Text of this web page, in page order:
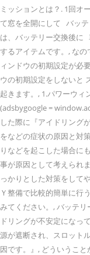
ミッションとは？. 1回オ
て窓を全開にして バッ
は、バッテリー交換後に
するアイテムです。, な
ィンドウの初期設定が必
ウの初期設定をしないと
起きます。, 1.パワーウィ
(adsbygoogle =
した際に『アイドリング
をなどの症状の原因と対
りなどを起こした場合に
事が原因として考えられ
っかりとした対策をして
Ｙ整備で比較的簡単に行
みてください。, バッテ
ドリングが不安定になっ
源が遮断され、スロット
因です。』, どういうこ